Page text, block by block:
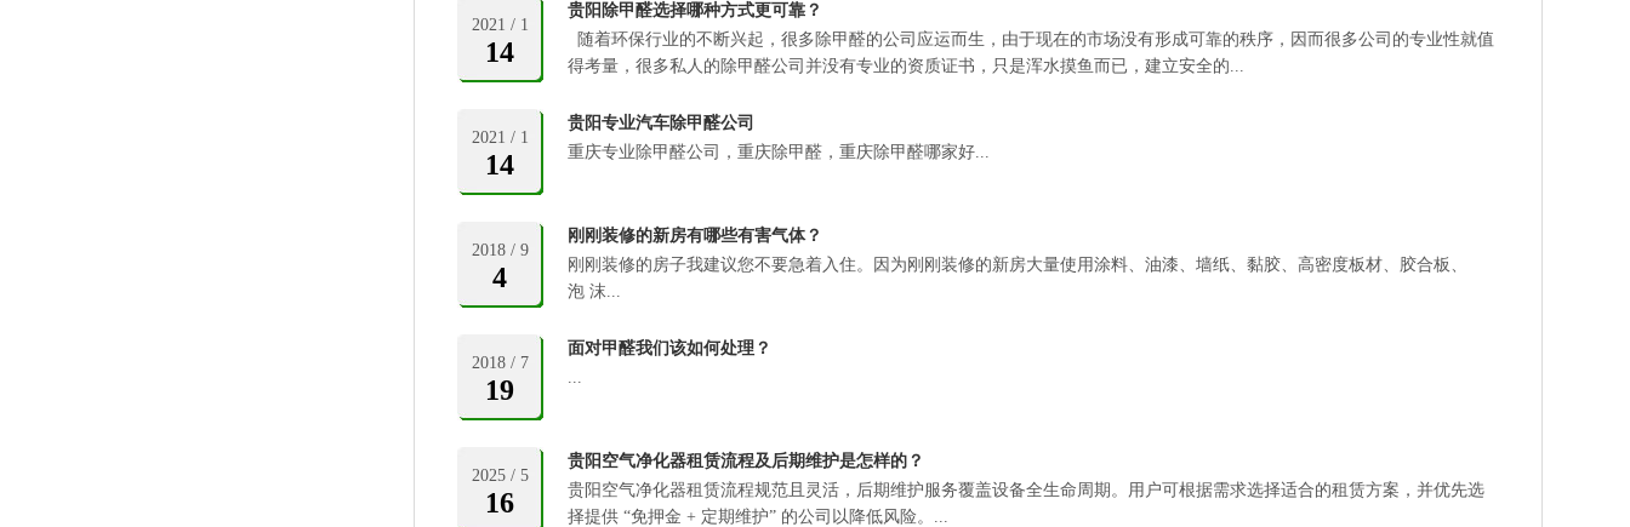
2021 / 1
14
贵阳除甲醛选择哪种方式更可靠？
随着环保行业的不断兴起，很多除甲醛的公司应运而生，由于现在的市场没有形成可靠的秩序，因而很多公司的专业性就值
得考量，很多私人的除甲醛公司并没有专业的资质证书，只是浑水摸鱼而已，建立安全的...
2021 / 1
14
贵阳专业汽车除甲醛公司
重庆专业除甲醛公司，重庆除甲醛，重庆除甲醛哪家好...
2018 / 9
4
刚刚装修的新房有哪些有害气体？
刚刚装修的房子我建议您不要急着入住。因为刚刚装修的新房大量使用涂料、油漆、墙纸、黏胶、高密度板材、胶合板、
泡 沫...
2018 / 7
19
面对甲醛我们该如何处理？
...
2025 / 5
16
贵阳空气净化器租赁流程及后期维护是怎样的？
贵阳空气净化器租赁流程规范且灵活，后期维护服务覆盖设备全生命周期。用户可根据需求选择适合的租赁方案，并优先选
择提供 “免押金 + 定期维护” 的公司以降低风险。...